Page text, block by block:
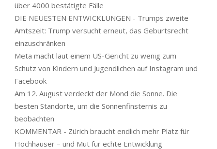
über 4000 bestätigte Fälle
DIE NEUESTEN ENTWICKLUNGEN - Trumps zweite
Amtszeit: Trump versucht erneut, das Geburtsrecht
einzuschränken
Meta macht laut einem US-Gericht zu wenig zum
Schutz von Kindern und Jugendlichen auf Instagram und
Facebook
Am 12. August verdeckt der Mond die Sonne. Die
besten Standorte, um die Sonnenfinsternis zu
beobachten
KOMMENTAR - Zürich braucht endlich mehr Platz für
Hochhäuser – und Mut für echte Entwicklung